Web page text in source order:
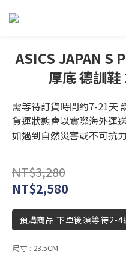
ASICS JAPAN S
厚底 德訓
需等待訂貨時間約7-21天
貨運狀態會以實際海外運
如遇到自然災害或不可抗
NT$3,280
NT$2,580
預購商品 下單後須等待2-4
尺寸 : 23.5CM